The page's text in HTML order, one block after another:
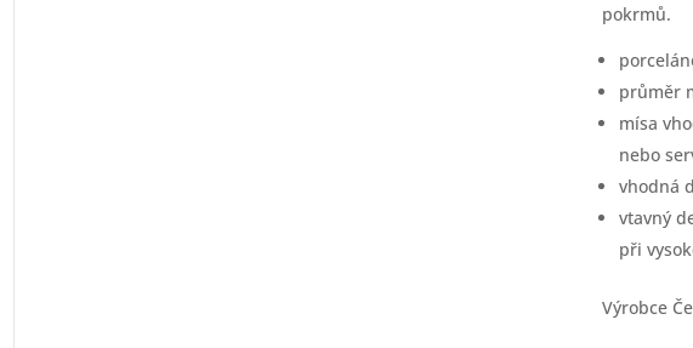
pokrmů.
průměr
mísa
nebo
vhodná
vtavný
při
Výrobce